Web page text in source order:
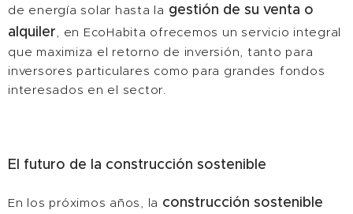
de energía solar hasta la gestión de su venta o
alquiler, en EcoHabita ofrecemos un servicio integral
que maximiza el retorno de inversión, tanto para
inversores particulares como para grandes fondos
interesados en el sector.
El futuro de la construcción sostenible
En los próximos años, la construcción sostenible